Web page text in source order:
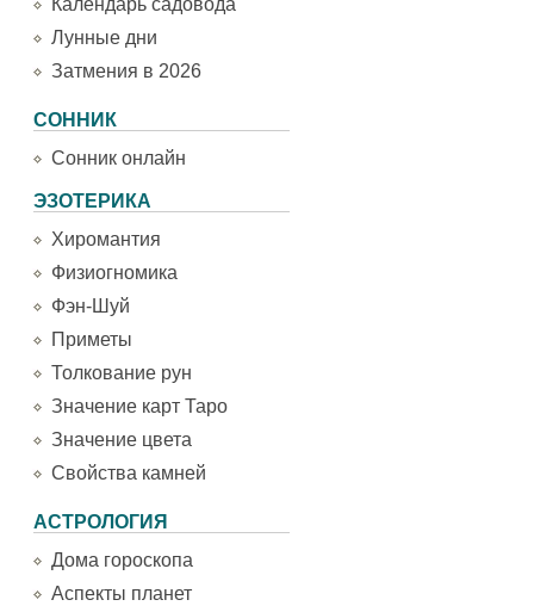
Календарь садовода
Лунные дни
Затмения в 2026
СОННИК
Сонник онлайн
ЭЗОТЕРИКА
Хиромантия
Физиогномика
Фэн-Шуй
Приметы
Толкование рун
Значение карт Таро
Значение цвета
Свойства камней
АСТРОЛОГИЯ
Дома гороскопа
Аспекты планет